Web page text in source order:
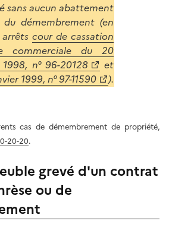
sans aucun abattement
démembrement (en
arrêtscour de cassation
commerciale du 20
n° 96-20128
et
1999, n° 97-11590 ).
cas de démembrement de propriété,
20-20.
grevé d'un contrat
ou de